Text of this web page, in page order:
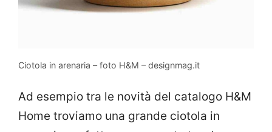
Ciotola in arenaria – foto H&M – designmag.it
Ad esempio tra le novità del catalogo H&M
Home troviamo una grande ciotola in